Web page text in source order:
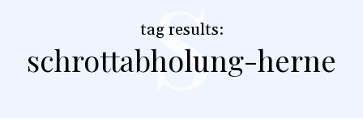
tag results:
schrottabholung-herne